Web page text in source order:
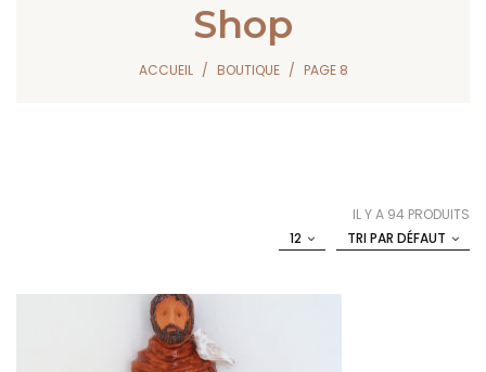
Shop
ACCUEIL BOUTIQUE PAGE 8
IL Y A 94 PRODUITS
TRI PAR DÉFAUT
12